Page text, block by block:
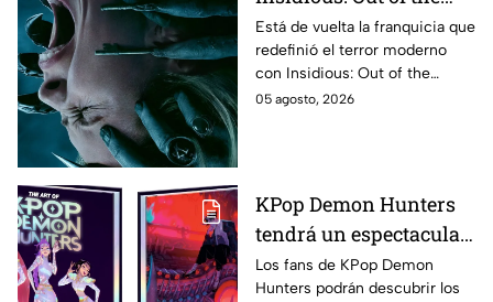
Further; esto revela el
aterrador primer tráiler
Está de vuelta la franquicia que
redefinió el terror moderno
con Insidious: Out of the
Further. Te contamos todo lo
05 agosto, 2026
KPop Demon Hunters
tendrá un espectacular
libro de arte con más de
500 ilustraciones
Los fans de KPop Demon
Hunters podrán descubrir los